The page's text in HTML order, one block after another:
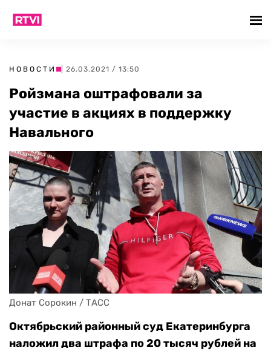
НОВОСТИ | 26.03.2021 / 13:50
Ройзмана оштрафовали за
участие в акциях в поддержку
Навального
Донат Сорокин / ТАСС
Октябрьский районный суд Екатеринбурга
наложил два штрафа по 20 тысяч рублей на